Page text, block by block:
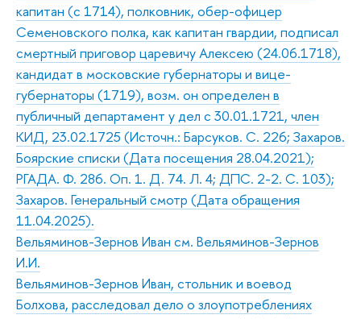
капитан (с 1714), полковник, обер-офицер
Семеновского полка, как капитан гвардии, подписал
смертный приговор царевичу Алексею (24.06.1718),
кандидат в московские губернаторы и вице-
губернаторы (1719), возм. он определен в
публичный департамент у дел с 30.01.1721, член
КИД, 23.02.1725 (Источн.: Барсуков. С. 226; Захаров.
Боярские списки (Дата посещения 28.04.2021);
РГАДА. Ф. 286. Оп. 1. Д. 74. Л. 4; ДПС. 2-2. С. 103);
Захаров. Генеральный смотр (Дата обращения
11.04.2025).
Вельяминов-Зернов Иван см. Вельяминов-Зернов
И.И.
Вельяминов-Зернов Иван, стольник и воевод
Болхова, расследовал дело о злоупотреблениях